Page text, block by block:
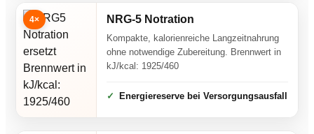
4× NRG-5 Notration
Kompakte, kalorienreiche Langzeitnahrung
ohne notwendige Zubereitung. Brennwert in
kJ/kcal: 1925/460
Energiereserve bei Versorgungsausfall